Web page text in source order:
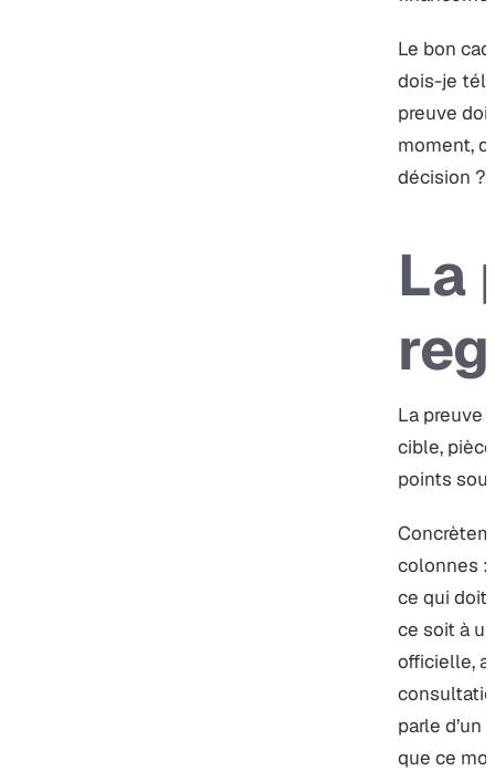
Le bon
dois-je
preuve
moment,
décision ?”
La
La preuve
cible,
points
colonnes :
ce qui doit
ce soit à
officielle,
parle d’un
que ce